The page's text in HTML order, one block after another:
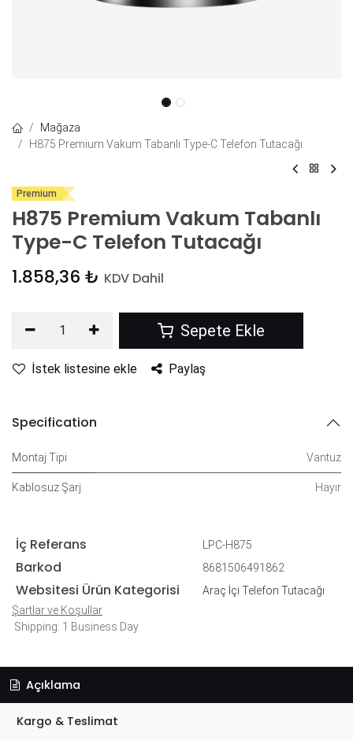
Mağaza
H875 Premium Vakum Tabanlı Type-C Telefon Tutacağı
Premium
H875 Premium Vakum Tabanlı
Type-C Telefon Tutacağı
1.858,36 ₺ KDV Dahil
Sepete Ekle
İstek listesine ekle Paylaş
Specification
Montaj Tipi Vantuz
Kablosuz Şarj Hayır
İç Referans LPC-H875
Barkod 8681506491862
Websitesi Ürün Kategorisi
Araç İçi Telefon Tutacağı
Şartlar ve Koşullar
Shipping: 1 Business Day
Açıklama
Kargo & Teslimat